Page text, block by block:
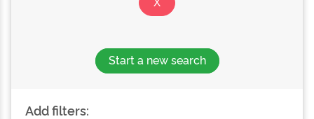
Start a new search
Add filters: